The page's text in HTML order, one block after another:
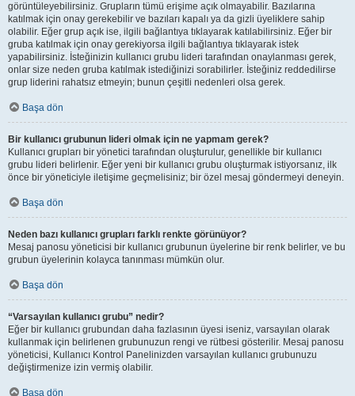
görüntüleyebilirsiniz. Grupların tümü erişime açık olmayabilir. Bazılarına
katılmak için onay gerekebilir ve bazıları kapalı ya da gizli üyeliklere sahip
olabilir. Eğer grup açık ise, ilgili bağlantıya tıklayarak katılabilirsiniz. Eğer bir
gruba katılmak için onay gerekiyorsa ilgili bağlantıya tıklayarak istek
yapabilirsiniz. İsteğinizin kullanıcı grubu lideri tarafından onaylanması gerek,
onlar size neden gruba katılmak istediğinizi sorabilirler. İsteğiniz reddedilirse
grup liderini rahatsız etmeyin; bunun çeşitli nedenleri olsa gerek.
Başa dön
Bir kullanıcı grubunun lideri olmak için ne yapmam gerek?
Kullanıcı grupları bir yönetici tarafından oluşturulur, genellikle bir kullanıcı
grubu lideri belirlenir. Eğer yeni bir kullanıcı grubu oluşturmak istiyorsanız, ilk
önce bir yöneticiyle iletişime geçmelisiniz; bir özel mesaj göndermeyi deneyin.
Başa dön
Neden bazı kullanıcı grupları farklı renkte görünüyor?
Mesaj panosu yöneticisi bir kullanıcı grubunun üyelerine bir renk belirler, ve bu
grubun üyelerinin kolayca tanınması mümkün olur.
Başa dön
“Varsayılan kullanıcı grubu” nedir?
Eğer bir kullanıcı grubundan daha fazlasının üyesi iseniz, varsayılan olarak
kullanmak için belirlenen grubunuzun rengi ve rütbesi gösterilir. Mesaj panosu
yöneticisi, Kullanıcı Kontrol Panelinizden varsayılan kullanıcı grubunuzu
değiştirmenize izin vermiş olabilir.
Başa dön